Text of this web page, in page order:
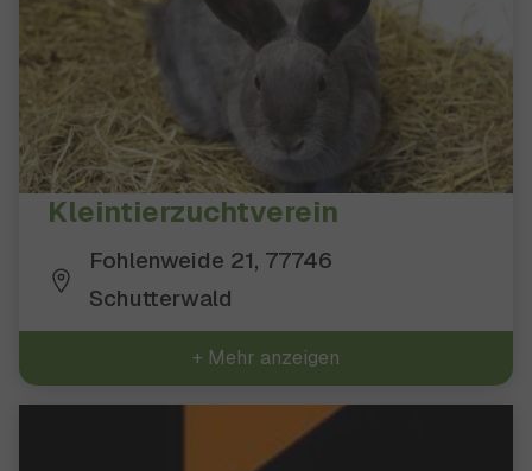
Kleintierzuchtverein
Fohlenweide 21, 77746
Schutterwald
+ Mehr anzeigen